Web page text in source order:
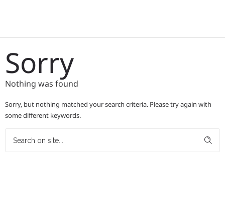
Sorry
Nothing was found
Sorry, but nothing matched your search criteria. Please try again with
some different keywords.